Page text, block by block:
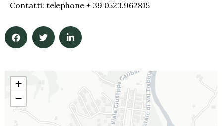
Contatti: telephone + 39 0523.962815
+
−